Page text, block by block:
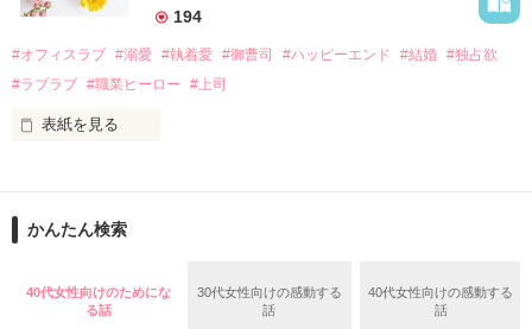
夏木美桜(なつきみお)
鳴海哲平 (なるみてっぺい)
2026.6.5～2026.7.25
＊以前、公開していた話の改稿版です＊
なぜか恭司から飼い猫の世話係を命じられた美桜は、猫の世
の関係となってしまい――？
194
#オフィスラブ #溺愛 #執着愛 #御曹司 #ハッピーエンド #結婚 #独占欲
#ラブラブ #職業ヒーロー #上司
表紙を見る
ションの企画戦略室で働いている。
めた、同期で恋人の石垣守（26）がいるのだが、後輩の姫原由
いた。
守と由羅から『便利屋雛子』と馬鹿にされ、一人こっそり泣い
かんたん検索
40代女性向けのためにな
る話
30代女性向けの感動する
話
40代女性向けの感動する
話